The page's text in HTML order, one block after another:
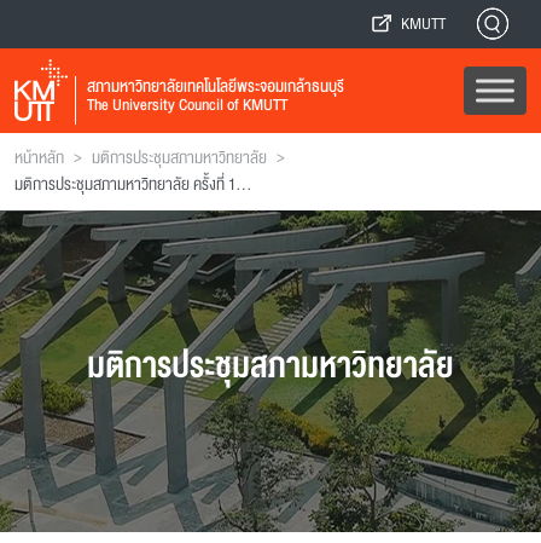
KMUTT
สภามหาวิทยาลัยเทคโนโลยีพระจอมเกล้าธนบุรี
The University Council of KMUTT
หน้าหลัก > มติการประชุมสภามหาวิทยาลัย >
มติการประชุมสภามหาวิทยาลัย ครั้งที่ 100 (ฉบับที่ 1)
มติการประชุมสภามหาวิทยาลัย